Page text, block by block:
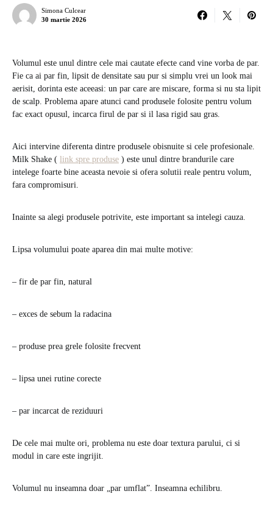
Simona Culcear
30 martie 2026
Volumul este unul dintre cele mai cautate efecte cand vine vorba de par.
Fie ca ai par fin, lipsit de densitate sau pur si simplu vrei un look mai
aerisit, dorinta este aceeasi: un par care are miscare, forma si nu sta lipit
de scalp. Problema apare atunci cand produsele folosite pentru volum
fac exact opusul, incarca firul de par si il lasa rigid sau gras.
Aici intervine diferenta dintre produsele obisnuite si cele profesionale.
Milk Shake ( link spre produse ) este unul dintre brandurile care
intelege foarte bine aceasta nevoie si ofera solutii reale pentru volum,
fara compromisuri.
Inainte sa alegi produsele potrivite, este important sa intelegi cauza.
Lipsa volumului poate aparea din mai multe motive:
– fir de par fin, natural
– exces de sebum la radacina
– produse prea grele folosite frecvent
– lipsa unei rutine corecte
– par incarcat de reziduuri
De cele mai multe ori, problema nu este doar textura parului, ci si
modul in care este ingrijit.
Volumul nu inseamna doar „par umflat”. Inseamna echilibru.